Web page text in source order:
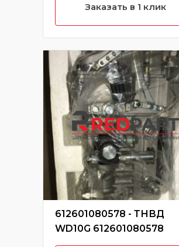
Заказать в 1 клик
612601080578 - ТНВД
WD10G 612601080578